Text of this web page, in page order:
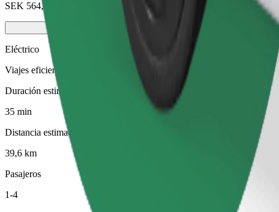
SEK 564,90
Eléctrico
Viajes eficientes en vehículos totalmente eléctricos
Duración estimada del viaje
35 min
Distancia estimada
39,6 km
Pasajeros
1-4